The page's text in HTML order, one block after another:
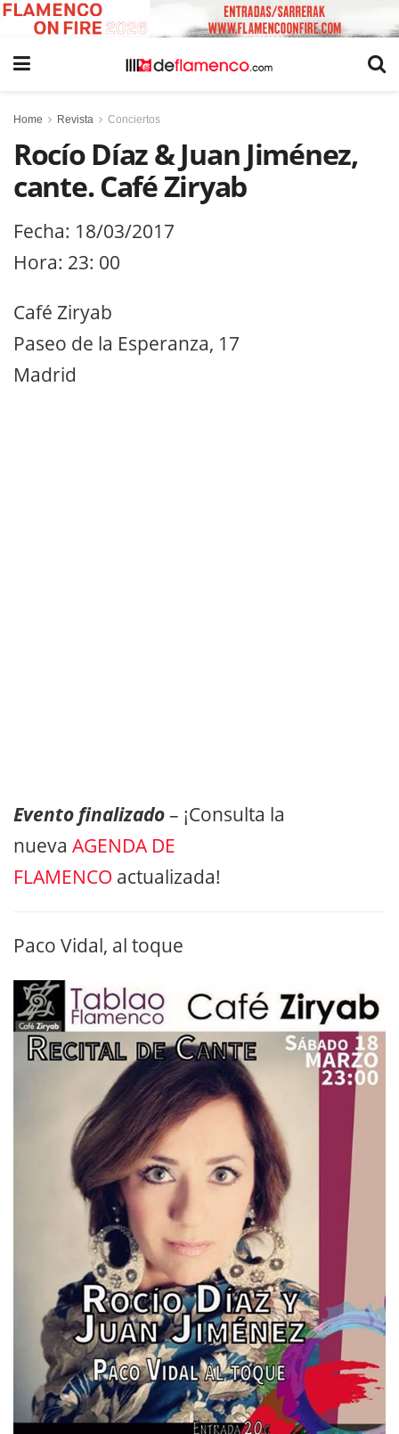
Home Revista Conciertos
Rocío Díaz & Juan Jiménez,
cante. Café Ziryab
Fecha: 18/03/2017
Hora: 23: 00
Café Ziryab
Paseo de la Esperanza, 17
Madrid
Evento finalizado– ¡Consulta la
nueva AGENDA DE
FLAMENCO actualizada!
Paco Vidal, al toque